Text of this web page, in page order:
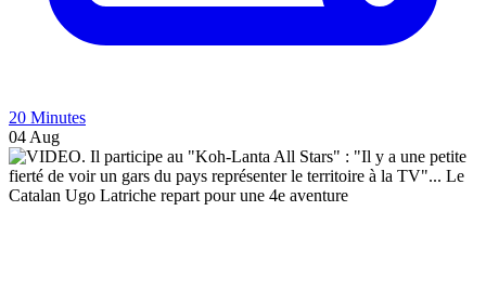
20 Minutes
04 Aug